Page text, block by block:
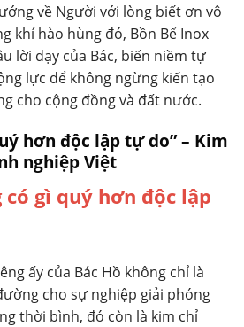
về Người với lòng biết ơn vô
khí hào hùng đó, Bồn Bể Inox
lời dạy của Bác, biến niềm tự
lực để không ngừng kiến tạo
cho cộng đồng và đất nước.
hơn độc lập tự do” – Kim
nghiệp Việt
có gì quý hơn độc lập
ấy của Bác Hồ không chỉ là
cho sự nghiệp giải phóng
thời bình, đó còn là kim chỉ